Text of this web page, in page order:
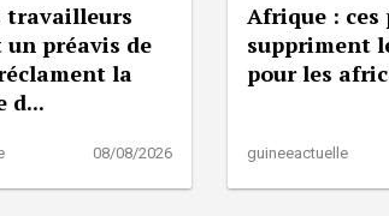
travailleurs
un préavis de
la
d...
08/08/2026
Afrique : ces
suppriment
pour les
guineeactuelle